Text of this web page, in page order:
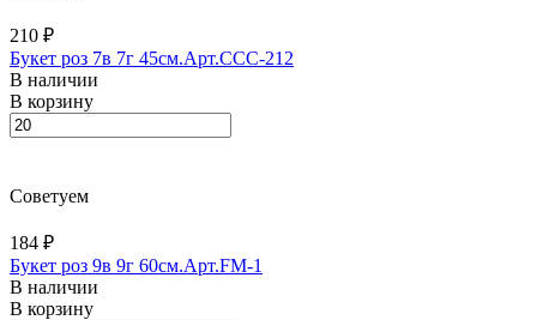
210 ₽
Букет роз 7в 7г 45см.Арт.CCC-212
В наличии
В корзину
Советуем
184 ₽
Букет роз 9в 9г 60см.Арт.FM-1
В наличии
В корзину